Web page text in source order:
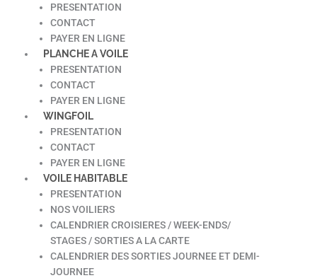
PRESENTATION
CONTACT
PAYER EN LIGNE
PLANCHE A VOILE
PRESENTATION
CONTACT
PAYER EN LIGNE
WINGFOIL
PRESENTATION
CONTACT
PAYER EN LIGNE
VOILE HABITABLE
PRESENTATION
NOS VOILIERS
CALENDRIER CROISIERES / WEEK-ENDS/
STAGES / SORTIES A LA CARTE
CALENDRIER DES SORTIES JOURNEE ET DEMI-
JOURNEE